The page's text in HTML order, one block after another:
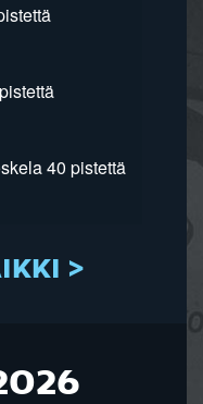
40 pistettä
>